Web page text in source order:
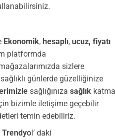
Ekonomik, hesaplı, ucuz, fiyatı
platformda
sizlere
günlerde güzelliğinize
sağlığınıza sağlık
bizimle iletişime geçebilir
temin edebiliriz.
Trendyol’ daki